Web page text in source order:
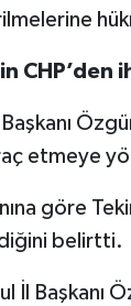
CHP’den
etmeye
göre
belirtti.
İl Başkanı